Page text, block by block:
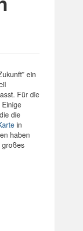
ein
Für die
die
in
haben
großes